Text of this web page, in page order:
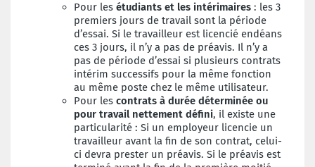
Pour les étudiants et les intérimaires : les 3
premiers jours de travail sont la période
d’essai. Si le travailleur est licencié endéans
ces 3 jours, il n’y a pas de préavis. Il n’y a
pas de période d’essai si plusieurs contrats
intérim successifs pour la même fonction
au même poste chez le même utilisateur.
Pour les contrats à durée déterminée ou
pour travail nettement défini, il existe une
particularité : Si un employeur licencie un
travailleur avant la fin de son contrat, celui-
ci devra prester un préavis. Si le préavis est